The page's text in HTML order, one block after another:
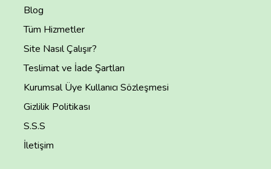
Blog
Tüm Hizmetler
Site Nasıl Çalışır?
Teslimat ve İade Şartları
Kurumsal Üye Kullanıcı Sözleşmesi
Gizlilik Politikası
S.S.S
İletişim